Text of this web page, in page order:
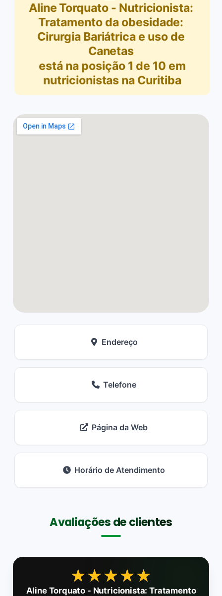
Aline Torquato - Nutricionista:
Tratamento da obesidade:
Cirurgia Bariátrica e uso de
Canetas
está na posição 1 de 10 em
nutricionistas na Curitiba
Endereço
Telefone
Página da Web
Horário de Atendimento
Avaliações de clientes
★★★★★
★★★★★
Aline Torquato - Nutricionista: Tratamento